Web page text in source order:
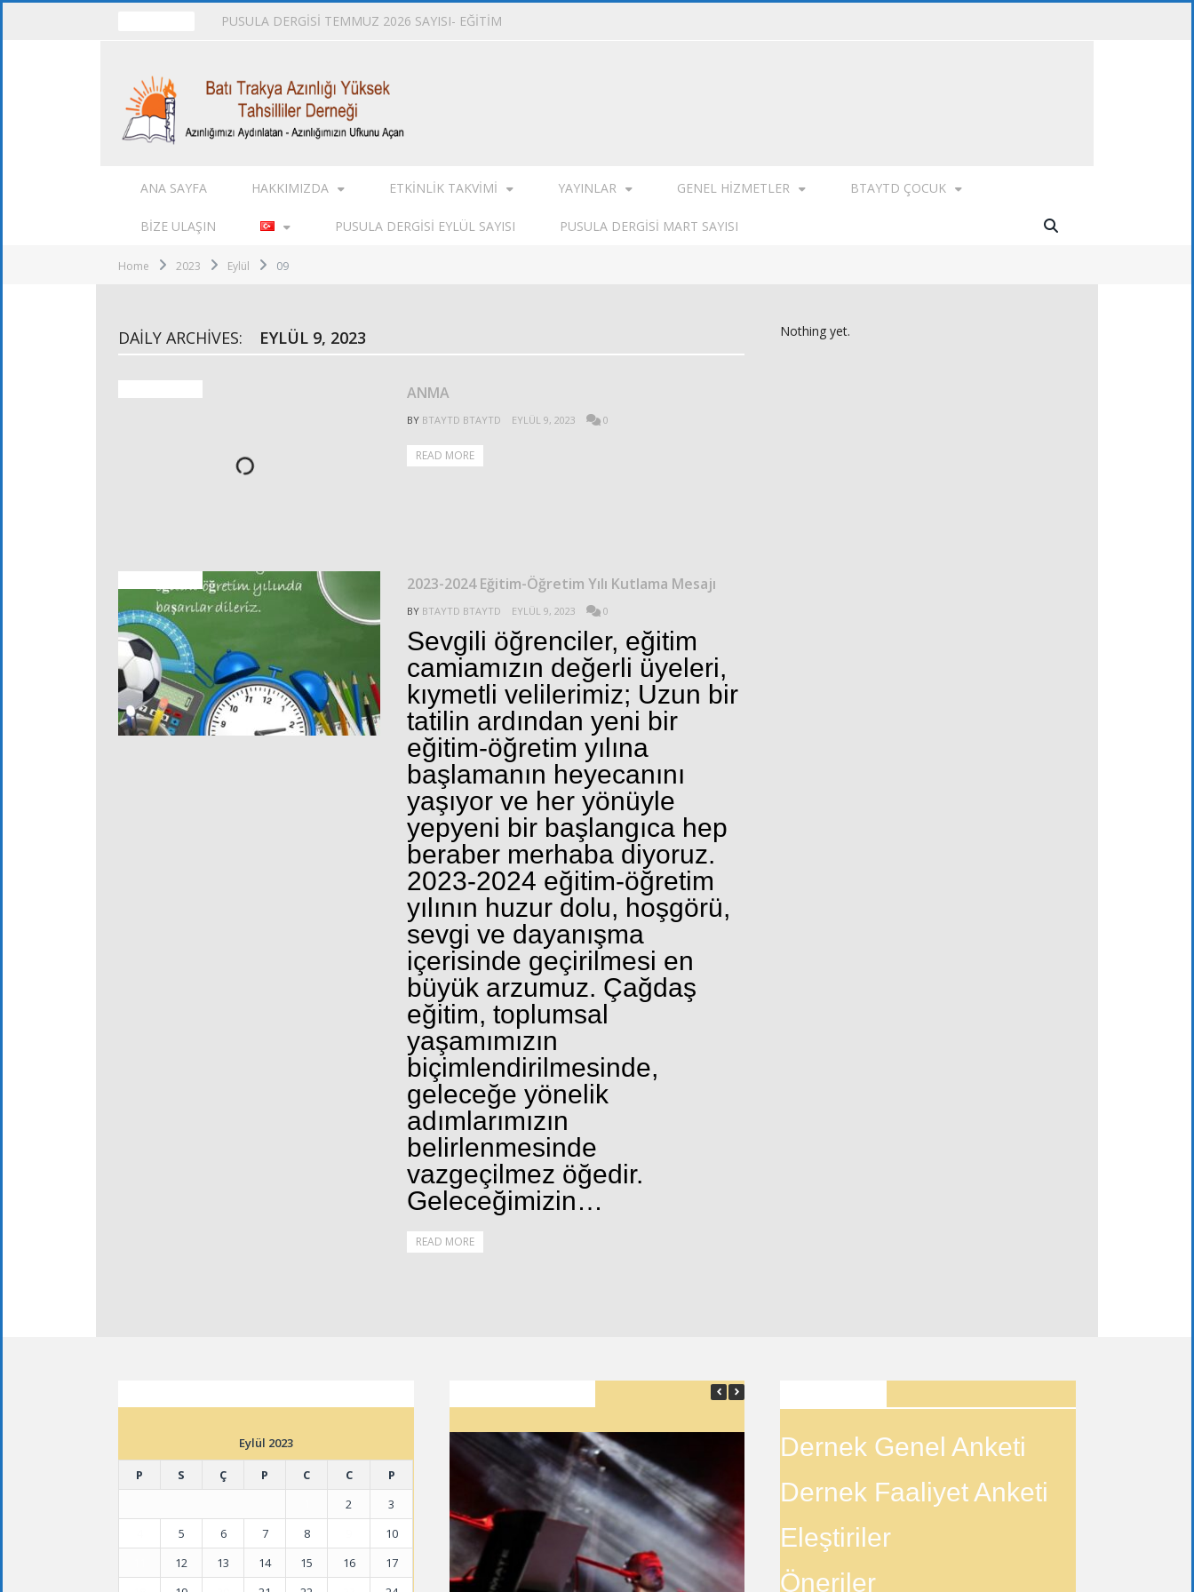
PUSULA DERGİSİ TEMMUZ 2026 SAYISI- EĞİTİM
ANA SAYFA HAKKIMIZDA ETKINLIK TAKVIMI YAYINLAR GENEL HIZMETLER BTAYTD ÇOCUK
BIZE ULAŞIN PUSULA DERGISI EYLÜL SAYISI PUSULA DERGISI MART SAYISI
Home 2023 Eylül 09
DAILY ARCHIVES: EYLÜL 9, 2023
ANMA
BY BTAYTD BTAYTD EYLÜL 9, 2023 0
READ MORE
2023-2024 Eğitim-Öğretim Yılı Kutlama Mesajı
BY BTAYTD BTAYTD EYLÜL 9, 2023 0
Sevgili öğrenciler, eğitim
camiamızın değerli üyeleri,
kıymetli velilerimiz; Uzun bir
tatilin ardından yeni bir
eğitim-öğretim yılına
başlamanın heyecanını
yaşıyor ve her yönüyle
yepyeni bir başlangıca hep
beraber merhaba diyoruz.
2023-2024 eğitim-öğretim
yılının huzur dolu, hoşgörü,
sevgi ve dayanışma
içerisinde geçirilmesi en
büyük arzumuz. Çağdaş
eğitim, toplumsal
yaşamımızın
biçimlendirilmesinde,
geleceğe yönelik
adımlarımızın
belirlenmesinde
vazgeçilmez öğedir.
Geleceğimizin…
READ MORE
Nothing yet.
Eylül 2023
P
S Ç P C C
P
2
3
5 6 7 8
10
12 13 14 15 16
17
Dernek Genel Anketi
Dernek Faaliyet Anketi
Eleştiriler
Öneriler